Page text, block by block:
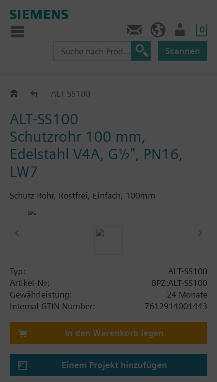
0
Scannen
ALT.. ALT-SS100
ALT-SS100
Schutzrohr 100 mm,
Edelstahl V4A, G½", PN16,
LW7
Schutz Rohr, Rostfrei, Einfach, 100mm
Typ:
ALT-SS100
Artikel-Nr.:
BPZ:ALT-SS100
Gewährleistung:
24 Monate
Internal GTIN Number:
7612914001443
In den Warenkorb legen
Einem Projekt hinzufügen